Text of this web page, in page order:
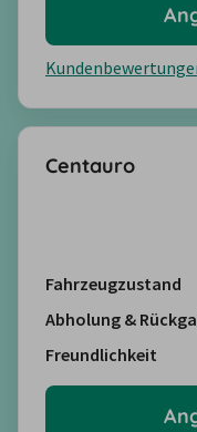
Centauro
Fahrzeugzustand
Abholung &
Freundlichkeit